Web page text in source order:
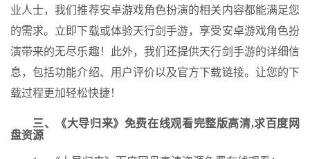
业人士，我们推荐安卓游戏角色扮演的相关内容都能满足您
的需求。立即下载或体验天行剑手游，享受安卓游戏角色扮
演带来的无尽乐趣！此外，我们还提供天行剑手游的详细信
息，包括功能介绍、用户评价以及官方下载链接。让您的下
载过程更加轻松快捷！
三、《大导归来》免费在线观看完整版高清,求百度网
盘资源